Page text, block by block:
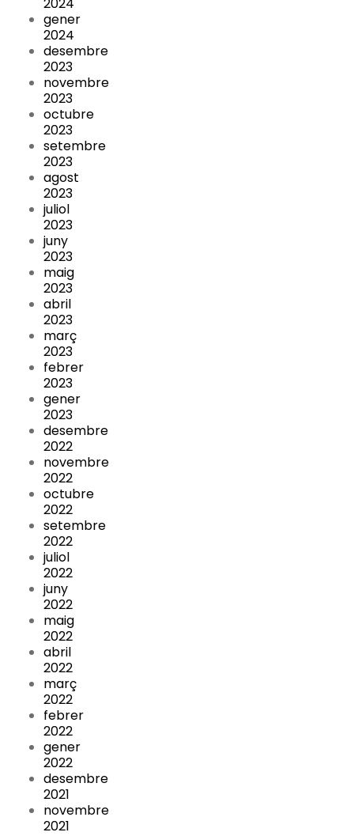
gener
2024
desembre
2023
novembre
2023
octubre
2023
setembre
2023
agost
2023
juliol
2023
juny
2023
maig
2023
abril
2023
març
2023
febrer
2023
gener
2023
desembre
2022
novembre
2022
octubre
2022
setembre
2022
juliol
2022
juny
2022
maig
2022
abril
2022
març
2022
febrer
2022
gener
2022
desembre
2021
novembre
2021